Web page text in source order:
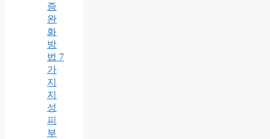
증
완
화
방
법 7
가
지
지
성
피
부